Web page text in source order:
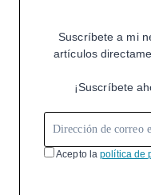
Suscríbete a mi
artículos
¡Suscríbete
Acepto lapolítica de